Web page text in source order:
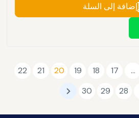
إضافة إلى السلة
…
17
18
19
20
21
22
28
29
30